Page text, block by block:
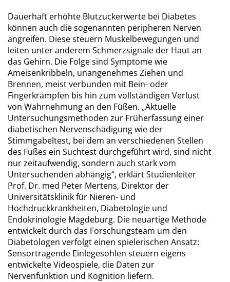
Dauerhaft erhöhte Blutzuckerwerte bei Diabetes
können auch die sogenannten peripheren Nerven
angreifen. Diese steuern Muskelbewegungen und
leiten unter anderem Schmerzsignale der Haut an
das Gehirn. Die Folge sind Symptome wie
Ameisenkribbeln, unangenehmes Ziehen und
Brennen, meist verbunden mit Bein- oder
Fingerkrämpfen bis hin zum vollständigen Verlust
von Wahrnehmung an den Füßen. „Aktuelle
Untersuchungsmethoden zur Früherfassung einer
diabetischen Nervenschädigung wie der
Stimmgabeltest, bei dem an verschiedenen Stellen
des Fußes ein Suchtest durchgeführt wird, sind nicht
nur zeitaufwendig, sondern auch stark vom
Untersuchenden abhängig“, erklärt Studienleiter
Prof. Dr. med Peter Mertens, Direktor der
Universitätsklinik für Nieren- und
Hochdruckkrankheiten, Diabetologie und
Endokrinologie Magdeburg. Die neuartige Methode
entwickelt durch das Forschungsteam um den
Diabetologen verfolgt einen spielerischen Ansatz:
Sensortragende Einlegesohlen steuern eigens
entwickelte Videospiele, die Daten zur
Nervenfunktion und Kognition liefern.